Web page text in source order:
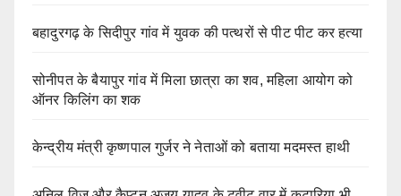
बहादुरगढ़ के सिदीपुर गांव में युवक की पत्थरों से पीट पीट कर हत्या
सोनीपत के बैयापुर गांव में मिला छात्रा का शव, महिला आयोग को
ऑनर किलिंग का शक
केन्द्रीय मंत्री कृष्णपाल गुर्जर ने नेताओं को बताया मदमस्त हाथी